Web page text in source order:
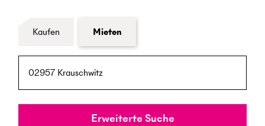
Formular Immobiliensuche
Kaufen Mieten
Umkreis
Erweiterte Suche